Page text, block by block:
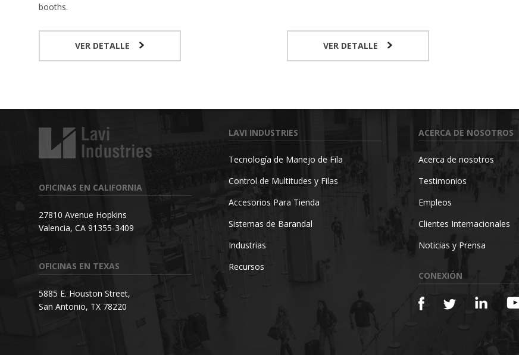
booths.
VER DETALLE VER DETALLE
OFICINAS EN CALIFORNIA
27810 Avenue Hopkins
Valencia, CA 91355-3409
OFICINAS EN TEXAS
5885 E. Houston Street,
San Antonio, TX 78220
LAVI INDUSTRIES
Tecnología de Manejo de Fila
Control de Multitudes y Filas
Accesorios Para Tienda
Sistemas de Barandal
Industrias
Recursos
ACERCA DE NOSOTROS
Acerca de nosotros
Testimonios
Empleos
Clientes Internacionales
Noticias y Prensa
CONEXIÓN